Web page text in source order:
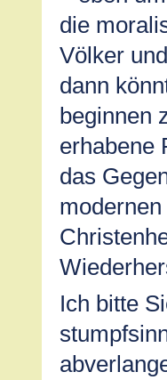
die
Völker
dann
beginnen
erhabene
das
Ich bitte